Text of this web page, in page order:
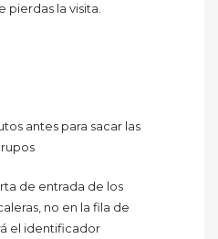
pierdas la visita.
antes para sacar las
de entrada de los
no en la fila de
el identificador